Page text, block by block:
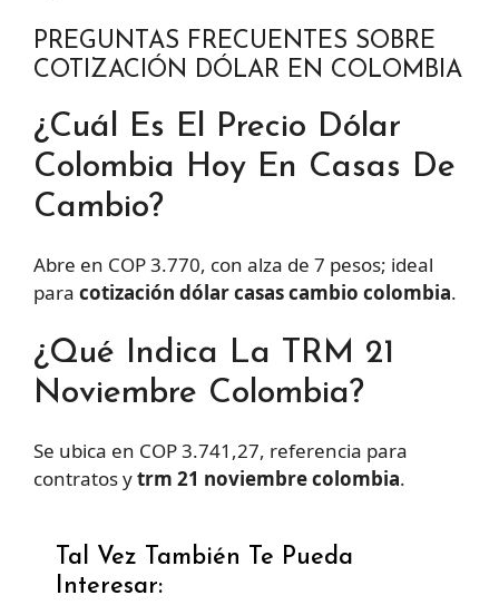
PREGUNTAS FRECUENTES SOBRE
COTIZACIÓN DÓLAR EN COLOMBIA
¿Cuál Es El Precio Dólar
Colombia Hoy En Casas De
Cambio?
Abre en COP 3.770, con alza de 7 pesos; ideal
para cotización dólar casas cambio colombia.
¿Qué Indica La TRM 21
Noviembre Colombia?
Se ubica en COP 3.741,27, referencia para
contratos ytrm 21 noviembre colombia.
Tal Vez También Te Pueda
Interesar: